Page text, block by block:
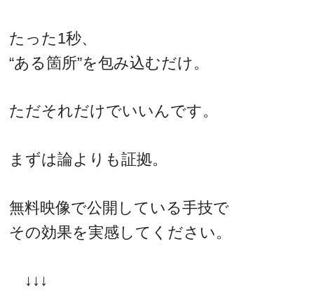
たった1秒、
“ある箇所”を包み込むだけ。
ただそれだけでいいんです。
まずは論よりも証拠。
無料映像で公開している手技で
その効果を実感してください。
↓↓↓